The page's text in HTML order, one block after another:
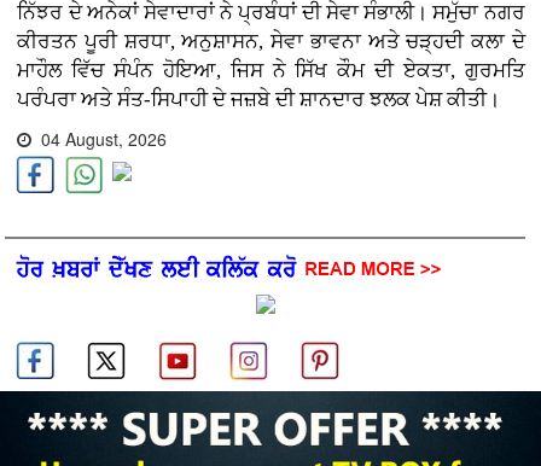
ਨਿੱਝਰ ਦੇ ਅਨੇਕਾਂ ਸੇਵਾਦਾਰਾਂ ਨੇ ਪ੍ਰਬੰਧਾਂ ਦੀ ਸੇਵਾ ਸੰਭਾਲੀ। ਸਮੁੱਚਾ ਨਗਰ
ਕੀਰਤਨ ਪੂਰੀ ਸ਼ਰਧਾ, ਅਨੁਸ਼ਾਸਨ, ਸੇਵਾ ਭਾਵਨਾ ਅਤੇ ਚੜ੍ਹਦੀ ਕਲਾ ਦੇ
ਮਾਹੌਲ ਵਿੱਚ ਸੰਪੰਨ ਹੋਇਆ, ਜਿਸ ਨੇ ਸਿੱਖ ਕੌਮ ਦੀ ਏਕਤਾ, ਗੁਰਮਤਿ
ਪਰੰਪਰਾ ਅਤੇ ਸੰਤ-ਸਿਪਾਹੀ ਦੇ ਜਜ਼ਬੇ ਦੀ ਸ਼ਾਨਦਾਰ ਝਲਕ ਪੇਸ਼ ਕੀਤੀ।
04 August, 2026